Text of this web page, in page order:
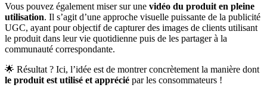
Vous pouvez également miser sur une vidéo du produit en pleine
utilisation. Il s’agit d’une approche visuelle puissante de la publicité
UGC, ayant pour objectif de capturer des images de clients utilisant
le produit dans leur vie quotidienne puis de les partager à la
communauté correspondante.
🌟 Résultat ? Ici, l’idée est de montrer concrètement la manière dont
le produit est utilisé et apprécié par les consommateurs !